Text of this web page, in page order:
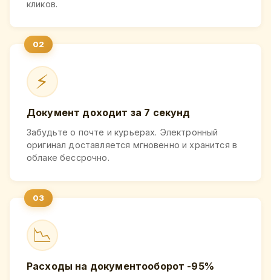
кликов.
⚡
Документ доходит за 7 секунд
Забудьте о почте и курьерах. Электронный
оригинал доставляется мгновенно и хранится в
облаке бессрочно.
📉
Расходы на документооборот -95%